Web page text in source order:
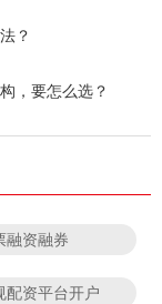
？
，要怎么选？
融资融券
配资平台开户